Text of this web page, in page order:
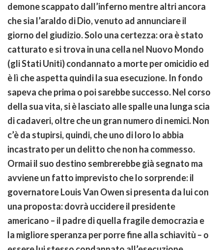
demone scappato dall’inferno mentre altri ancora
che sia l’araldo di Dio, venuto ad annunciare il
giorno del giudizio. Solo una certezza: ora è stato
catturato e si trova in una cella nel Nuovo Mondo
(gli Stati Uniti) condannato a morte per omicidio ed
è lì che aspetta quindi la sua esecuzione. In fondo
sapeva che prima o poi sarebbe successo. Nel corso
della sua vita, si è lasciato alle spalle una lunga scia
di cadaveri, oltre che un gran numero di nemici. Non
c’è da stupirsi, quindi, che uno di loro lo abbia
incastrato per un delitto che non ha commesso.
Ormai il suo destino sembrerebbe già segnato ma
avviene un fatto imprevisto che lo sorprende: il
governatore Louis Van Owen si presenta da lui con
una proposta: dovrà uccidere il presidente
americano – il padre di quella fragile democrazia e
la migliore speranza per porre fine alla schiavitù – o